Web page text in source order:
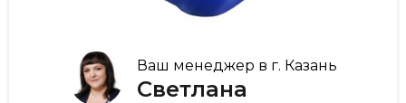
Ваш менеджер в г. Казань
Светлана